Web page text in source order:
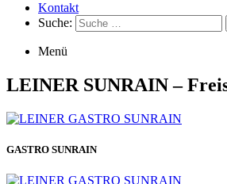
Kontakt
Suche:
Menü
LEINER SUNRAIN –
GASTRO SUNRAIN